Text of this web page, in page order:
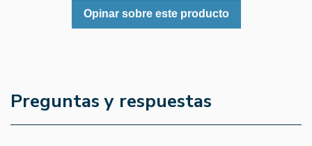
Opinar sobre este producto
Preguntas y respuestas